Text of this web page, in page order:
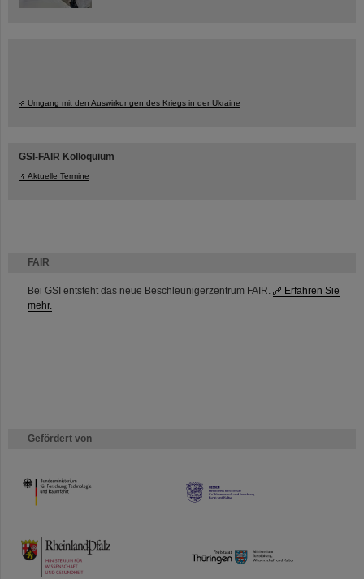
FAIR
Bei GSI entsteht das neue Beschleunigerzentrum FAIR.
Erfahren Sie
mehr.
Gefördert von
HMWK
TMWWDG
Umgang mit den Auswirkungen des Kriegs in der Ukraine
GSI-FAIR Kolloquium
Aktuelle Termine